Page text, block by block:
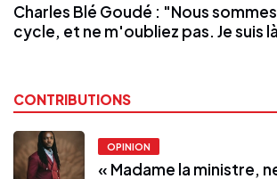
Charles Blé Goudé : "Nous
cycle, et ne m'oubliez pas. Je suis
CONTRIBUTIONS
OPINION
« Madame la ministre,